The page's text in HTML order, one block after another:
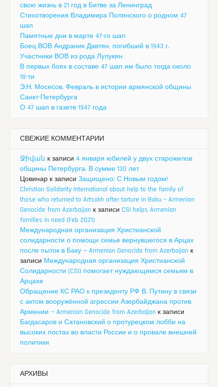
свою жизнь в 21 год в Битве за Ленинград
Стихотворения Владимира Полянского о родном 47
шап
Памятные дни в марте 47-го шап
Боец ВОВ Андраник Давтян, погибший в 1943 г.
Участники ВОВ из рода Лулукян
В первых боях в составе 47 шап им было тогда около
18-ти
Э.Н. Мосесов. Февраль в истории армянской общины
Санкт-Петербурга
О 47 шап в газете 1947 года
СВЕЖИЕ КОММЕНТАРИИ
Ջիվան к записи 4 января юбилей у двух старожилов
общины Петербурга. В сумме 130 лет
Цовинар к записи Защищено: С Новым годом!
Christian Solidarity International about help to the family of
those who returned to Artsakh after torture in Baku – Armenian
Genocide from Azerbaijan к записи CSI helps Armenian
families in need (Feb 2021)
Международная организация Христианской
солидарности о помощи семье вернувшегося в Арцах
после пыток в Баку — Armenian Genocide from Azerbaijan к
записи Международная организация Христианской
Солидарности (CSI) помогает нуждающимся семьям в
Арцахе
Обращение КС РАО к президенту РФ В. Путину в связи
с актом вооружённой агрессии Азербайджана против
Армении — Armenian Genocide from Azerbaijan к записи
Багдасаров и Сатановский о протурецком лобби на
высоких постах во власти России и о провале внешней
политики
АРХИВЫ